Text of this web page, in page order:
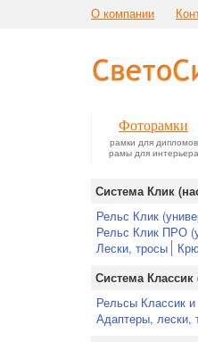
О компании
Фоторамки
рамки для дипломов
рамы для интерьера
Система Клик
Рельс Клик
Рельс Клик ПРО
Лески, тросы
Система Классик
Рельсы Классик
Адаптеры, лески,